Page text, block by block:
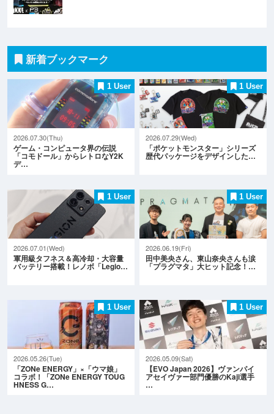
新着ブックマーク
1 User
2026.07.30(Thu)
ゲーム・コンピュータ界の伝説
「コモドール」からレトロなY2K
デ…
1 User
2026.07.29(Wed)
「ポケットモンスター」シリーズ
歴代パッケージをデザインした…
1 User
2026.07.01(Wed)
軍用級タフネス＆高冷却・大容量
バッテリー搭載！レノボ「Legio…
1 User
2026.06.19(Fri)
田中美央さん、東山奈央さんも涙
「プラグマタ」大ヒット記念！…
1 User
2026.05.26(Tue)
「ZONe ENERGY」×「ウマ娘」
コラボ！「ZONe ENERGY TOUG
HNESS G…
1 User
2026.05.09(Sat)
【EVO Japan 2026】ヴァンパイ
アセイヴァー部門優勝のKaji選手
…